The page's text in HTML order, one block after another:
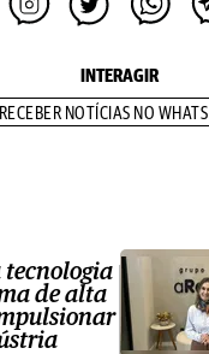
INTERAGIR
RECEBER NOTÍCIAS NO WHATS
de alta